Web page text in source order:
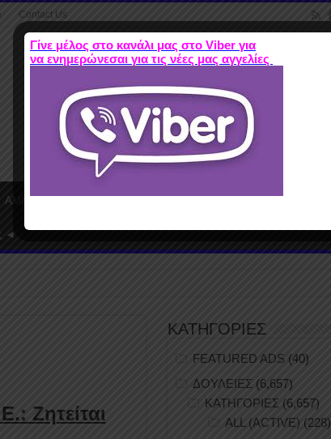
Contact Us
ΑΜΜΟΧΩΣΤΟΣ
◄
Ζητείται
ΚΑΤΗΓΟΡΙΕΣ
FEATURED ADS (40)
ΔΟΥΛΕΙΕΣ (6,657)
ΚΑΤΗΓΟΡΙΕΣ (6,657)
ALL (ACTIVE) (228)
Γίνε μέλος στο κανάλι μας στο Viber για
να ενημερώνεσαι για τις νέες μας αγγελίες